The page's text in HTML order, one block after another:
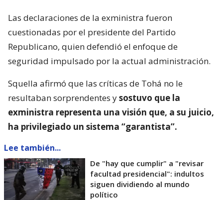
Las declaraciones de la exministra fueron
cuestionadas por el presidente del Partido
Republicano, quien defendió el enfoque de
seguridad impulsado por la actual administración.
Squella afirmó que las críticas de Tohá no le
resultaban sorprendentes ysostuvo que la
exministra representa una visión que, a su juicio,
ha privilegiado un sistema “garantista”.
Lee también...
De "hay que cumplir" a "revisar
facultad presidencial": indultos
siguen dividiendo al mundo
político